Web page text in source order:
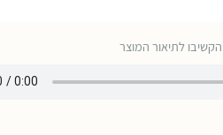
הקשיבו לתיאור המוצר